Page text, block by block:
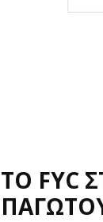
ΤΟ FYC